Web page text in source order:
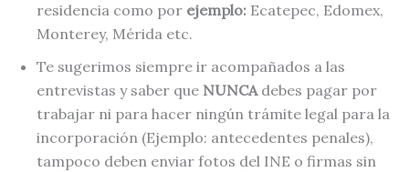
residencia como por ejemplo: Ecatepec, Edomex,
Monterey, Mérida etc.
Te sugerimos siempre ir acompañados a las
entrevistas y saber que NUNCAdebes pagar por
trabajar ni para hacer ningún trámite legal para la
incorporación (Ejemplo: antecedentes penales),
tampoco deben enviar fotos del INE o firmas sin